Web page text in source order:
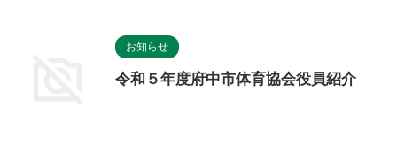
お知らせ
令和５年度府中市体育協会役員紹介